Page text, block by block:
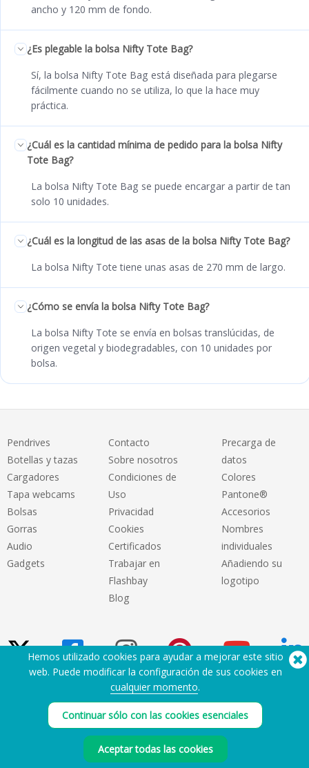
ancho y 120 mm de fondo.
¿Es plegable la bolsa Nifty Tote Bag?
Sí, la bolsa Nifty Tote Bag está diseñada para plegarse
fácilmente cuando no se utiliza, lo que la hace muy
práctica.
¿Cuál es la cantidad mínima de pedido para la bolsa Nifty
Tote Bag?
La bolsa Nifty Tote Bag se puede encargar a partir de tan
solo 10 unidades.
¿Cuál es la longitud de las asas de la bolsa Nifty Tote Bag?
La bolsa Nifty Tote tiene unas asas de 270 mm de largo.
¿Cómo se envía la bolsa Nifty Tote Bag?
La bolsa Nifty Tote se envía en bolsas translúcidas, de
origen vegetal y biodegradables, con 10 unidades por
bolsa.
Pendrives
Botellas y tazas
Cargadores
Tapa webcams
Bolsas
Gorras
Audio
Gadgets
Contacto
Sobre nosotros
Condiciones de
Uso
Privacidad
Cookies
Certificados
Trabajar en
Flashbay
Blog
Precarga de
datos
Colores
Pantone®
Accesorios
Nombres
individuales
Añadiendo su
logotipo
¿Necesita ayuda? Tlf:
Copyright © 2026 Flashbay
Hemos utilizado cookies para ayudar a mejorar este sitio
web. Puede modificar la configuración de sus cookies en
cualquier momento.
Continuar sólo con las cookies esenciales
Aceptar todas las cookies